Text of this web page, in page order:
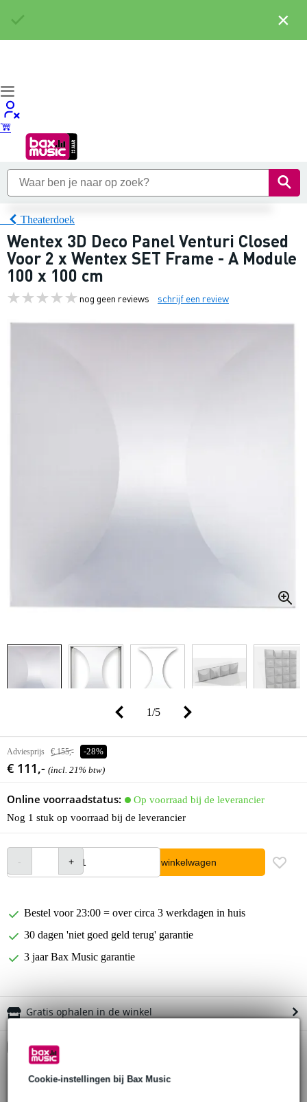
Cookie-instellingen bij Bax Music
Theaterdoek
Wentex 3D Deco Panel Venturi Closed
Voor 2 x Wentex SET Frame - A Module
100 x 100 cm
nog geen reviews schrijf een review
1/5
Adviesprijs € 155,- -28%
€ 111,- (incl. 21% btw)
Online voorraadstatus:
Op voorraad bij de leverancier
Nog 1 stuk op voorraad bij de leverancier
In winkelwagen
Bestel voor 23:00 = over circa 3 werkdagen in huis
30 dagen 'niet goed geld terug' garantie
3 jaar Bax Music garantie
Gratis ophalen in de winkel
Kies nu voor 2 jaar extra Bax Music garantie en meer
voordelen
€ 5,55 eenmalig
×